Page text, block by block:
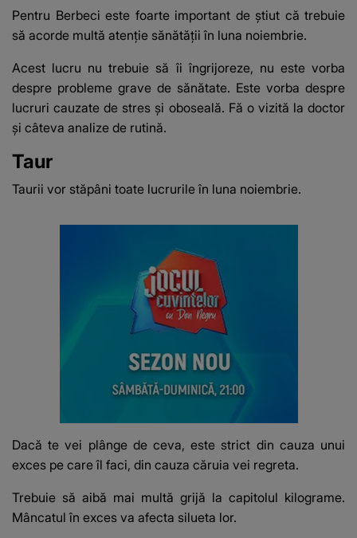
Pentru Berbeci este foarte important de știut că trebuie
să acorde multă atenție sănătății în luna noiembrie.
Acest lucru nu trebuie să îi îngrijoreze, nu este vorba
despre probleme grave de sănătate. Este vorba despre
lucruri cauzate de stres și oboseală. Fă o vizită la doctor
și câteva analize de rutină.
Taur
Taurii vor stăpâni toate lucrurile în luna noiembrie.
Dacă te vei plânge de ceva, este strict din cauza unui
exces pe care îl faci, din cauza căruia vei regreta.
Trebuie să aibă mai multă grijă la capitolul kilograme.
Mâncatul în exces va afecta silueta lor.